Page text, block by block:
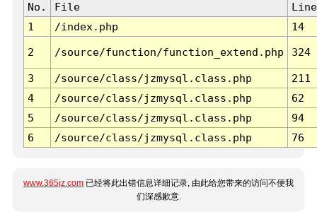
No. File
Line
1
/index.php 14
2 /source/function/function_extend.php 324
3 /source/class/jzmysql.class.php
211
4
/source/class/jzmysql.class.php
62
5
/source/class/jzmysql.class.php
94
6
/source/class/jzmysql.class.php 76
www.365jz.com 已经将此出错信息详细记录, 由此给您带来的访问不便我
们深感歉意.